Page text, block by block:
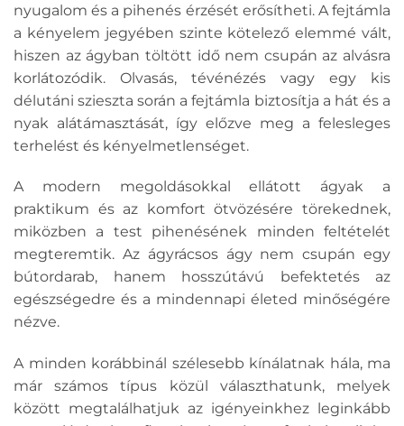
nyugalom és a pihenés érzését erősítheti. A fejtámla
a kényelem jegyében szinte kötelező elemmé vált,
hiszen az ágyban töltött idő nem csupán az alvásra
korlátozódik. Olvasás, tévénézés vagy egy kis
délutáni szieszta során a fejtámla biztosítja a hát és a
nyak alátámasztását, így előzve meg a felesleges
terhelést és kényelmetlenséget.
A modern megoldásokkal ellátott ágyak a
praktikum és az komfort ötvözésére törekednek,
miközben a test pihenésének minden feltételét
megteremtik. Az ágyrácsos ágy nem csupán egy
bútordarab, hanem hosszútávú befektetés az
egészségedre és a mindennapi életed minőségére
nézve.
A minden korábbinál szélesebb kínálatnak hála, ma
már számos típus közül választhatunk, melyek
között megtalálhatjuk az igényeinkhez leginkább